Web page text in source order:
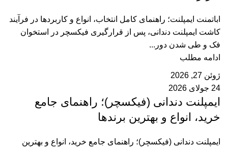
اباتمنت ایمپلنت؛ راهنمای کامل انتخاب، انواع و کاربردها در فرآیند
کاشت ایمپلنت دندانی، پس از قرارگیری فیکسچر در استخوان
فک و طی شدن دور...
ادامه مطلب
ژوئن 27, 2026
24 جولای 2026
ایمپلنت دندانی (فیکسچر)؛ راهنمای جامع
خرید، انواع و بهترین برندها
ایمپلنت دندانی (فیکسچر)؛ راهنمای جامع خرید، انواع و بهترین